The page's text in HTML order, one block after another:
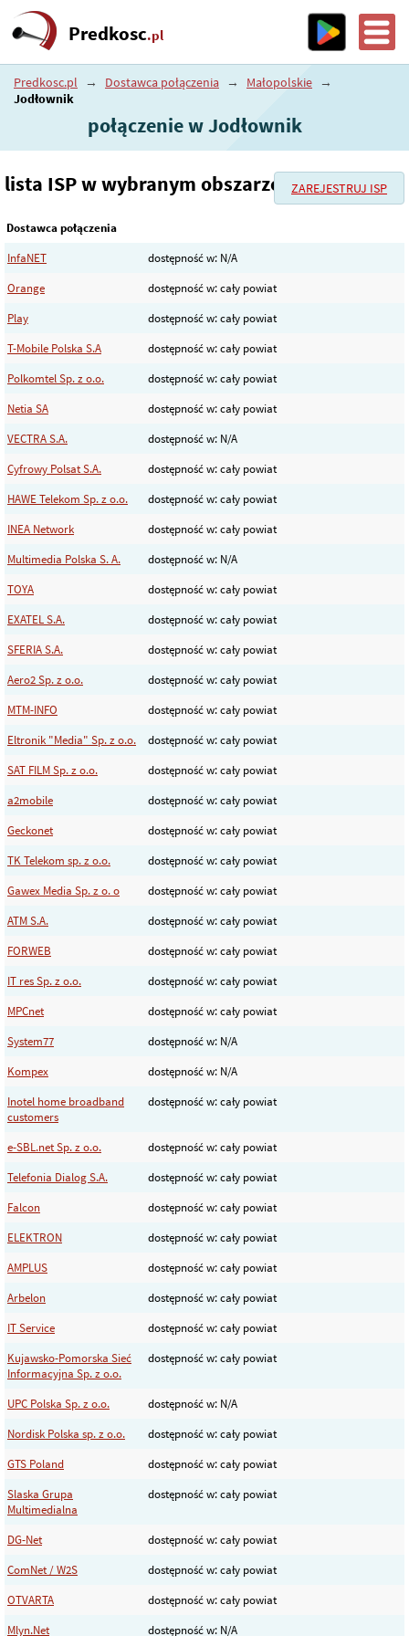
Predkosc.pl
Predkosc.pl → Dostawca połączenia → Małopolskie →
Jodłownik
połączenie w Jodłownik
ZAREJESTRUJ ISP
lista ISP w wybranym obszarze
Dostawca połączenia
InfaNET
dostępność w: N/A
Orange
dostępność w: cały powiat
Play
dostępność w: cały powiat
T-Mobile Polska S.A
dostępność w: cały powiat
Polkomtel Sp. z o.o.
dostępność w: cały powiat
Netia SA
dostępność w: cały powiat
VECTRA S.A.
dostępność w: N/A
Cyfrowy Polsat S.A.
dostępność w: cały powiat
HAWE Telekom Sp. z o.o.
dostępność w: cały powiat
INEA Network
dostępność w: cały powiat
Multimedia Polska S. A.
dostępność w: N/A
TOYA
dostępność w: cały powiat
EXATEL S.A.
dostępność w: cały powiat
SFERIA S.A.
dostępność w: cały powiat
Aero2 Sp. z o.o.
dostępność w: cały powiat
MTM-INFO
dostępność w: cały powiat
Eltronik "Media" Sp. z o.o.
dostępność w: cały powiat
SAT FILM Sp. z o.o.
dostępność w: cały powiat
a2mobile
dostępność w: cały powiat
Geckonet
dostępność w: cały powiat
TK Telekom sp. z o.o.
dostępność w: cały powiat
Gawex Media Sp. z o. o
dostępność w: cały powiat
ATM S.A.
dostępność w: cały powiat
FORWEB
dostępność w: cały powiat
IT res Sp. z o.o.
dostępność w: cały powiat
MPCnet
dostępność w: cały powiat
System77
dostępność w: N/A
Kompex
dostępność w: N/A
Inotel home broadband
customers
dostępność w: cały powiat
e-SBL.net Sp. z o.o.
dostępność w: cały powiat
Telefonia Dialog S.A.
dostępność w: cały powiat
Falcon
dostępność w: cały powiat
ELEKTRON
dostępność w: cały powiat
AMPLUS
dostępność w: cały powiat
Arbelon
dostępność w: cały powiat
IT Service
dostępność w: cały powiat
Kujawsko-Pomorska Sieć
Informacyjna Sp. z o.o.
dostępność w: cały powiat
UPC Polska Sp. z o.o.
dostępność w: N/A
Nordisk Polska sp. z o.o.
dostępność w: cały powiat
GTS Poland
dostępność w: cały powiat
Slaska Grupa
Multimedialna
dostępność w: cały powiat
DG-Net
dostępność w: cały powiat
ComNet / W2S
dostępność w: cały powiat
OTVARTA
dostępność w: cały powiat
Mlyn.Net
dostępność w: N/A